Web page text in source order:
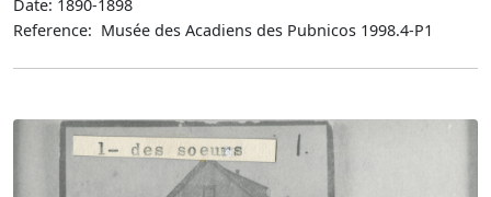
Date: 1890-1898
Reference: Musée des Acadiens des Pubnicos 1998.4-P1